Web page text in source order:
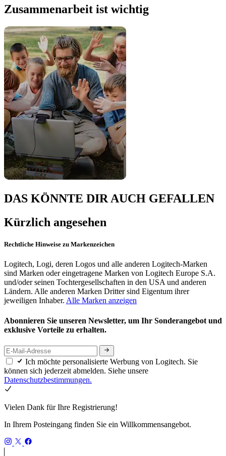
Zusammenarbeit ist wichtig
DAS KÖNNTE DIR AUCH GEFALLEN
Kürzlich angesehen
Rechtliche Hinweise zu Markenzeichen
Logitech, Logi, deren Logos und alle anderen Logitech-Marken
sind Marken oder eingetragene Marken von Logitech Europe S.A.
und/oder seinen Tochtergesellschaften in den USA und anderen
Ländern. Alle anderen Marken Dritter sind Eigentum ihrer
jeweiligen Inhaber. Alle Marken anzeigen
Abonnieren Sie unseren Newsletter, um Ihr Sonderangebot und
exklusive Vorteile zu erhalten.
Ich möchte personalisierte Werbung von Logitech. Sie
können sich jederzeit abmelden. Siehe unsere
Datenschutzbestimmungen.
Vielen Dank für Ihre Registrierung!
In Ihrem Posteingang finden Sie ein Willkommensangebot.